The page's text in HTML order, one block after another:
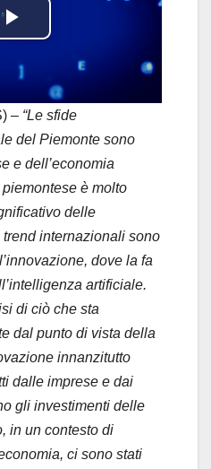
P
l
a
y
V
i
d
e
o
– “Le sfide
del Piemonte sono
e dell’economia
è molto
delle
internazionali sono
dove la fa
artificiale.
di ciò che sta
dal punto di vista della
innanzitutto
dalle imprese e dai
gli investimenti delle
in un contesto di
ci sono stati